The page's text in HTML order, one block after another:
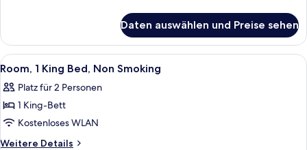
Smoking
anzeigen
1
King
Bed,
Smoking
Daten auswählen und Preise sehen
Alle
Fotos
für
Room,
1
King
Ein Hotelzimmer mit einem großen
6
Room, 1 King Bed, Non Smoking
Platz für 2 Personen
1 King-Bett
Kostenloses WLAN
Weitere Details
Weitere